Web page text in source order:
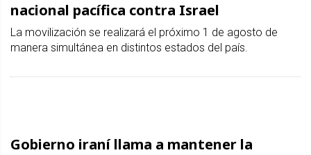
nacional pacífica contra Israel
La movilización se realizará el próximo 1 de agosto de
manera simultánea en distintos estados del país.
Gobierno iraní llama a mantener la